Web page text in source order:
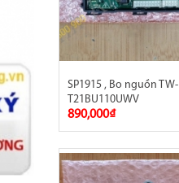
SP1915 , Bo nguồn TW-
T21BU110UWV
890,000₫